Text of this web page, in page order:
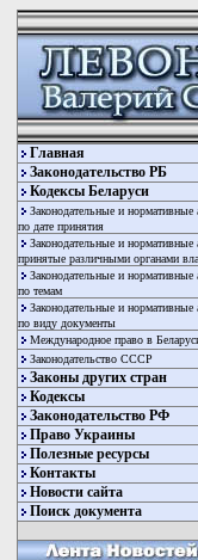
Главная
Законодательство РБ
Кодексы Беларуси
Законодательные и нормативные
по дате принятия
Законодательные и нормативные
принятые различными органами
Законодательные и нормативные
по темам
Законодательные и нормативные
по виду документы
Международное право в
Законодательство СССР
Законы других стран
Кодексы
Законодательство РФ
Право Украины
Полезные ресурсы
Контакты
Новости сайта
Поиск документа